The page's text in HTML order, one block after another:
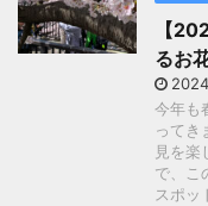
【
るお
今年も
ってき
見を楽
で、こ
スポッ